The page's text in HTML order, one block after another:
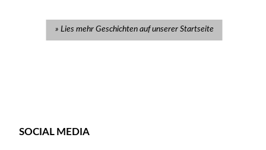
Lies mehr Geschichten auf unserer Startseite
SOCIAL MEDIA